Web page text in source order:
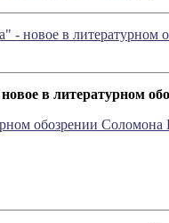
- новое в
в литературном
обозрении